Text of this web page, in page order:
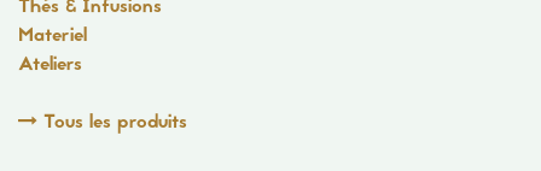
Thés & Infusions
Materiel
Ateliers
Tous les produits